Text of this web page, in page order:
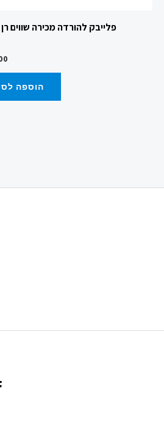
פלייבק להורדה מכירה שווים
הוספה